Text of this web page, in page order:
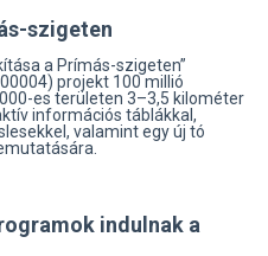
szigeten
a Prímás-szigeten”
projekt 100 millió
es területen 3–3,5 kilométer
információs táblákkal,
valamint egy új tó
indulnak a